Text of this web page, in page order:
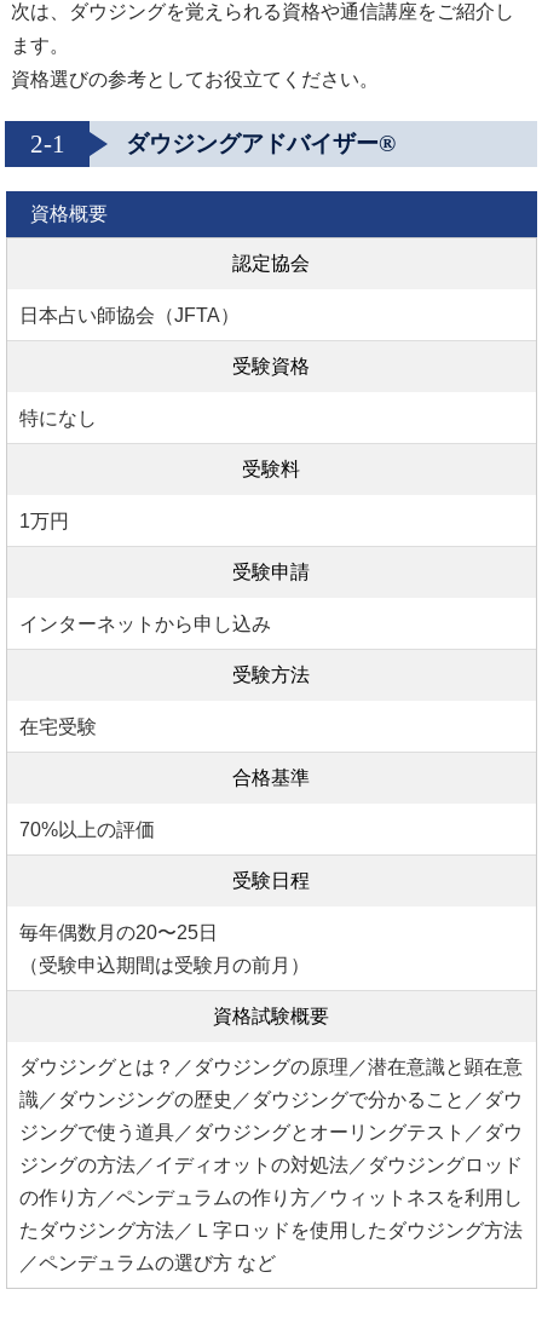
次は、ダウジングを覚えられる資格や通信講座をご紹介し
ます。
資格選びの参考としてお役立てください。
2-1 ダウジングアドバイザー®
資格概要
認定協会
日本占い師協会（JFTA）
受験資格
特になし
受験料
1万円
受験申請
インターネットから申し込み
受験方法
在宅受験
合格基準
70%以上の評価
受験日程
毎年偶数月の20〜25日
（受験申込期間は受験月の前月）
資格試験概要
ダウジングとは？／ダウジングの原理／潜在意識と顕在意
識／ダウンジングの歴史／ダウジングで分かること／ダウ
ジングで使う道具／ダウジングとオーリングテスト／ダウ
ジングの方法／イディオットの対処法／ダウジングロッド
の作り方／ペンデュラムの作り方／ウィットネスを利用し
たダウジング方法／Ｌ字ロッドを使用したダウジング方法
／ペンデュラムの選び方 など